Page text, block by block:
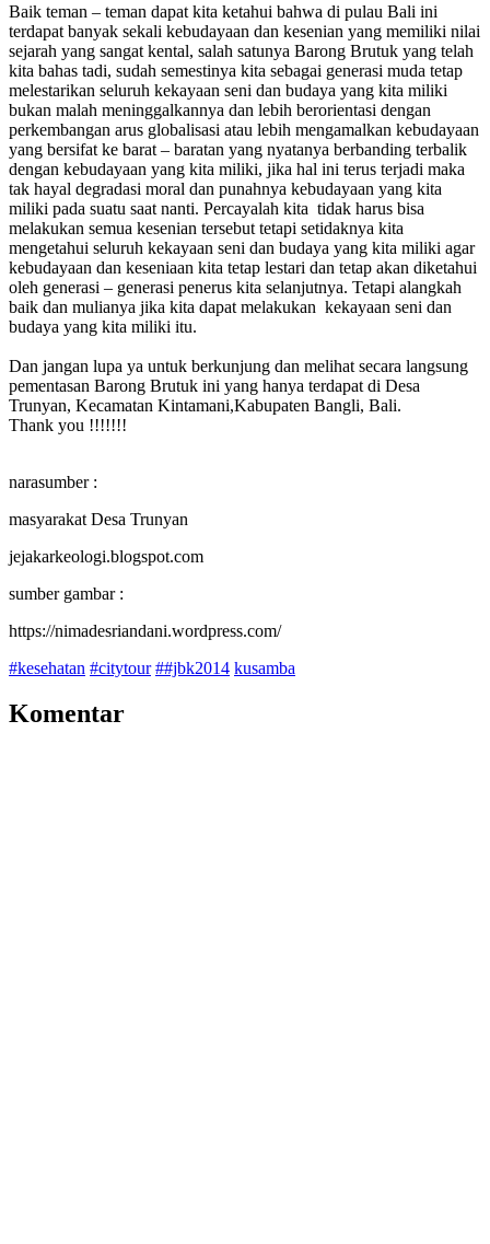
Baik teman – teman dapat kita ketahui bahwa di pulau Bali ini
terdapat banyak sekali kebudayaan dan kesenian yang memiliki nilai
sejarah yang sangat kental, salah satunya Barong Brutuk yang telah
kita bahas tadi, sudah semestinya kita sebagai generasi muda tetap
melestarikan seluruh kekayaan seni dan budaya yang kita miliki
bukan malah meninggalkannya dan lebih berorientasi dengan
perkembangan arus globalisasi atau lebih mengamalkan kebudayaan
yang bersifat ke barat – baratan yang nyatanya berbanding terbalik
dengan kebudayaan yang kita miliki, jika hal ini terus terjadi maka
tak hayal degradasi moral dan punahnya kebudayaan yang kita
miliki pada suatu saat nanti. Percayalah kita tidak harus bisa
melakukan semua kesenian tersebut tetapi setidaknya kita
mengetahui seluruh kekayaan seni dan budaya yang kita miliki agar
kebudayaan dan keseniaan kita tetap lestari dan tetap akan diketahui
oleh generasi – generasi penerus kita selanjutnya. Tetapi alangkah
baik dan mulianya jika kita dapat melakukan kekayaan seni dan
budaya yang kita miliki itu.
Dan jangan lupa ya untuk berkunjung dan melihat secara langsung
pementasan Barong Brutuk ini yang hanya terdapat di Desa
Trunyan, Kecamatan Kintamani,Kabupaten Bangli, Bali.
Thank you !!!!!!!
narasumber :
masyarakat Desa Trunyan
jejakarkeologi.blogspot.com
sumber gambar :
https://nimadesriandani.wordpress.com/
#kesehatan #citytour ##jbk2014 kusamba
Komentar